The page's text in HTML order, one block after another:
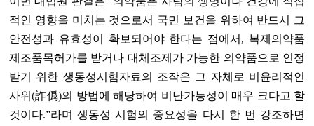
적인 영향을 미치는 것으로서 국민 보건을 위하여 반드시 그
안전성과 유효성이 확보되어야 한다는 점에서 , 복제의약품
제조품목허가를 받거나 대체조제가 가능한 의약품으로 인정
받기 위한 생동성시험자료의 조작은 그 자체로 비윤리적인
사위 (詐僞)의 방법에 해당하여 비난가능성이 매우 크다고 할
것이다.”라며 생동성 시험의 중요성을 다시 한 번 강조하면